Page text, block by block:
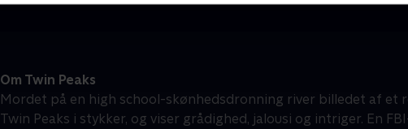
Om Twin Peaks
Mordet på en high school-skønhedsdronning river billedet af
Twin Peaks i stykker, og viser grådighed, jalousi og intriger. En